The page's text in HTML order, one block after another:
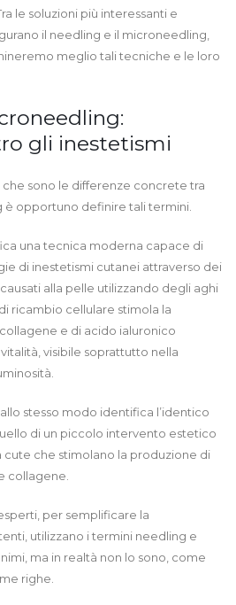
le soluzioni più interessanti e
il needling e il microneedling,
meglio tali tecniche e le loro
gli inestetismi
sono le differenze concrete tra
opportuno definire tali termini.
una tecnica moderna capace di
di inestetismi cutanei attraverso dei
alla pelle utilizzando degli aghi
ricambio cellulare stimola la
e di acido ialuronico
visibile soprattutto nella
stesso modo identifica l’identico
di un piccolo intervento estetico
cute che stimolano la produzione di
collagene.
per semplificare la
utilizzano i termini needling e
ma in realtà non lo sono, come
righe.